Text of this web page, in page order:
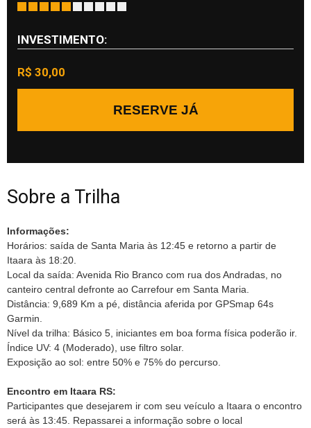
INVESTIMENTO:
R$ 30,00
RESERVE JÁ
Sobre a Trilha
Informações:
Horários: saída de Santa Maria às 12:45 e retorno a partir de
Itaara às 18:20.
Local da saída: Avenida Rio Branco com rua dos Andradas, no
canteiro central defronte ao Carrefour em Santa Maria.
Distância: 9,689 Km a pé, distância aferida por GPSmap 64s
Garmin.
Nível da trilha: Básico 5, iniciantes em boa forma física poderão ir.
Índice UV: 4 (Moderado), use filtro solar.
Exposição ao sol: entre 50% e 75% do percurso.
Encontro em Itaara RS:
Participantes que desejarem ir com seu veículo a Itaara o encontro
será às 13:45. Repassarei a informação sobre o local